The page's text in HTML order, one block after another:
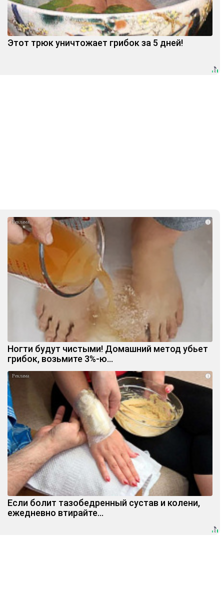
Этот трюк уничтожает грибок за 5 дней!
i
Ногти будут чистыми! Домашний метод убьет
грибок, возьмите 3%-ю…
i
Если болит тазобедренный сустав и колени,
ежедневно втирайте...